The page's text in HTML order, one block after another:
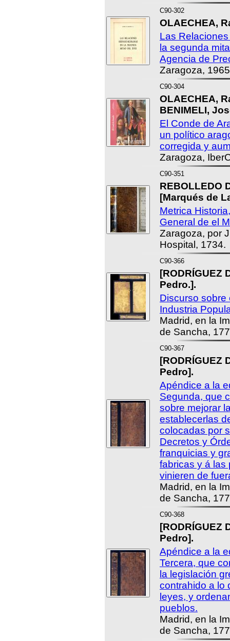
C90-302
OLAECHEA,
Las
la segunda
Agencia de
Zaragoza,
C90-304
OLAECHEA,
BENIMELI,
El Conde de
un político
corregida y
Zaragoza,
C90-351
REBOLLEDO
[Marqués de
Metrica
General de el
Zaragoza, por
Hospital, 1734.
C90-366
[RODRÍGUEZ
Pedro.].
Discurso sobre
Industria
Madrid, en la
de Sancha,
C90-367
[RODRÍGUEZ
Pedro].
Apéndice a la
Segunda, que
sobre mejorar
establecerlas
colocadas por
Decretos y
franquicias y
fabricas y á las
vinieren de
Madrid, en la
de Sancha,
C90-368
[RODRÍGUEZ
Pedro].
Apéndice a la
Tercera, que
la legislación
contrahido a lo
leyes, y
pueblos.
Madrid, en la
de Sancha,